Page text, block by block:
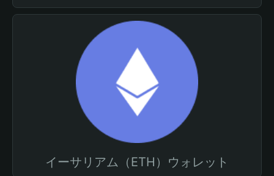
イーサリアム（ETH）ウォレット